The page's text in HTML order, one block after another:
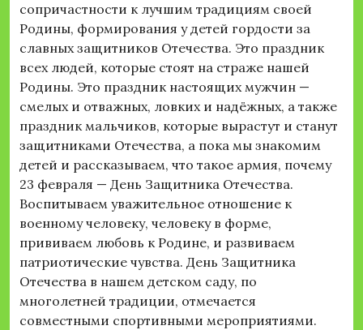
сопричастности к лучшим традициям своей
Родины, формирования у детей гордости за
славных защитников Отечества. Это праздник
всех людей, которые стоят на страже нашей
Родины. Это праздник настоящих мужчин —
смелых и отважных, ловких и надёжных, а также
праздник мальчиков, которые вырастут и станут
защитниками Отечества, а пока мы знакомим
детей и рассказываем, что такое армия, почему
23 февраля — День Защитника Отечества.
Воспитываем уважительное отношение к
военному человеку, человеку в форме,
прививаем любовь к Родине, и развиваем
патриотические чувства. День Защитника
Отечества в нашем детском саду, по
многолетней традиции, отмечается
совместными спортивными мероприятиями.